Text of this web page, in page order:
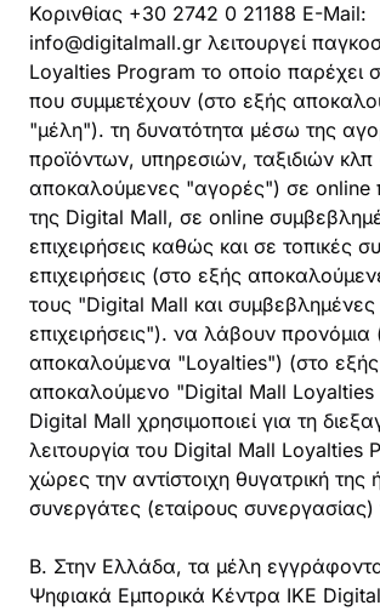
Κορινθίας +30 2742 0 21188 E-Mail:
info@digitalmall.gr λειτουργεί
Loyalties Program το οποίο παρέχει
που συμμετέχουν (στο εξής
"μέλη"). τη δυνατότητα μέσω της
προϊόντων, υπηρεσιών, ταξιδιών
αποκαλούμενες "αγορές") σε online
της Digital Mall, σε online
επιχειρήσεις καθώς και σε τοπικές
επιχειρήσεις (στο εξής
τους "Digital Mall και συμβεβλημένες
επιχειρήσεις"). να λάβουν προνόμια
αποκαλούμενα "Loyalties") (στο εξής
αποκαλούμενο "Digital Mall
Digital Mall χρησιμοποιεί για τη
λειτουργία του Digital Mall Loyalties
χώρες την αντίστοιχη θυγατρική της
συνεργάτες (εταίρους συνεργασίας)
B. Στην Ελλάδα, τα μέλη
Ψηφιακά Εμπορικά Κέντρα ΙΚΕ